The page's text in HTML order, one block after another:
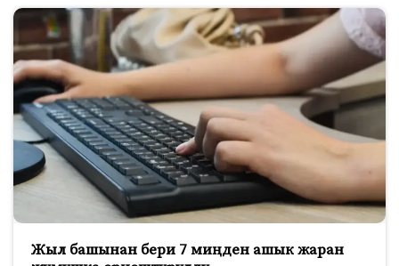
Жыл башынан бери 7 миңден ашык жаран